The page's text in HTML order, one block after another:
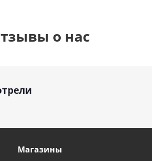
о нас
Магазины